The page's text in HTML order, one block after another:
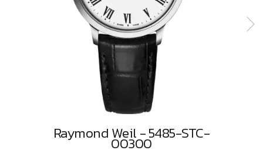
Raymond Weil - 5485-STC-
00300